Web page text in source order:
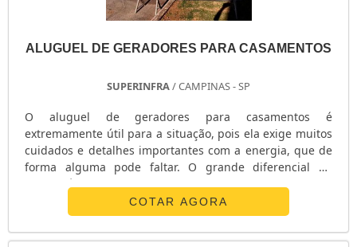
ALUGUEL DE GERADORES PARA CASAMENTOS
SUPERINFRA/ CAMPINAS - SP
O aluguel de geradores para casamentos é
extremamente útil para a situação, pois ela exige muitos
cuidados e detalhes importantes com a energia, que de
forma alguma pode faltar. O grande diferencial do
serviço é o fato de poder utilizar o material apenas no
momento necessário, sem se preocupar com gastos
extras em aquisições e compras.Principais vantagens
proporcionadas pelo serviço Instalação dos
COTAR AGORA